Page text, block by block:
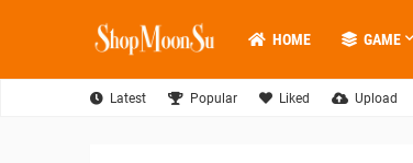
HOME GAME
Latest Popular Liked Upload